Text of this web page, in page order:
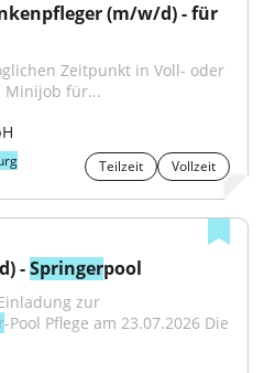
(m/w/d) - für
Zeitpunkt in Voll- oder
Minijob für...
Teilzeit Vollzeit
- Springerpool
zur
-Pool Pflege am 23.07.2026 Die